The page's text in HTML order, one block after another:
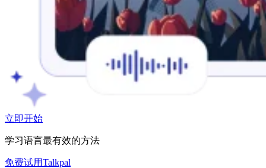
立即开始
学习语言最有效的方法
免费试用Talkpal